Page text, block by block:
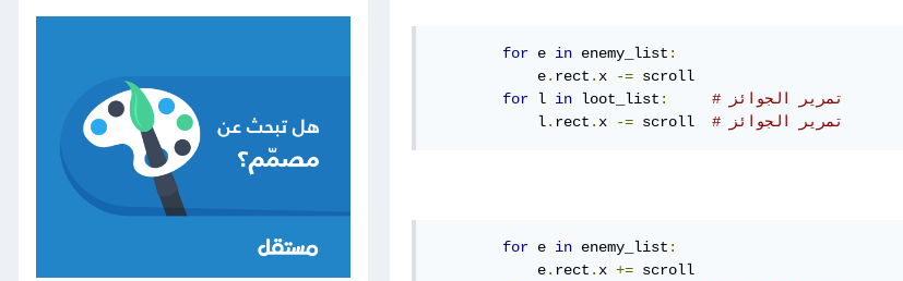
for e in enemy_list :
            e
. rect . x -= scroll
for l in loot_list :
# تمرير الجوائز
            l
. rect . x -= scroll # تمرير الجوائز
for e in enemy_list :
            e
. rect . x += scroll